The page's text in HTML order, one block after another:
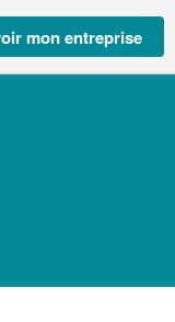
mon entreprise